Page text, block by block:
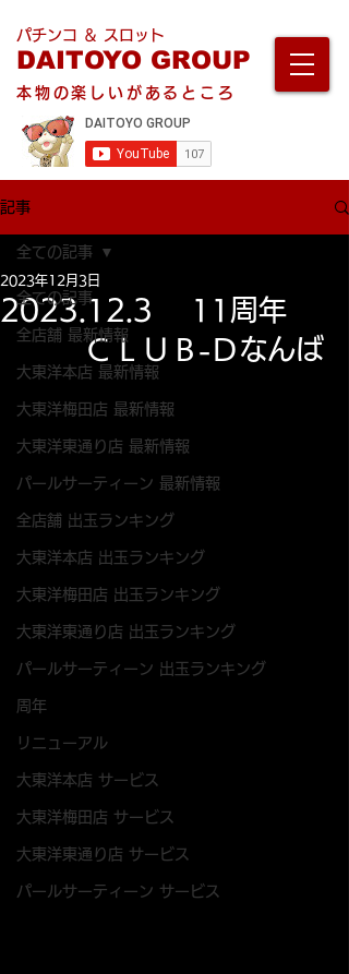
パチンコ ＆ スロット
DAITOYO GROUP
本物の楽しいがあるところ
記事
全ての記事
全店舗 最新情報
大東洋本店 最新情報
大東洋梅田店 最新情報
大東洋東通り店 最新情報
パールサーティーン 最新情報
全店舗 出玉ランキング
大東洋本店 出玉ランキング
大東洋梅田店 出玉ランキング
大東洋東通り店 出玉ランキング
パールサーティーン 出玉ランキング
周年
リニューアル
大東洋本店 サービス
大東洋梅田店 サービス
大東洋東通り店 サービス
パールサーティーン サービス
全ての記事
2023.12.3 11周年
ＣＬＵＢ-Ｄなんば
2023年12月3日